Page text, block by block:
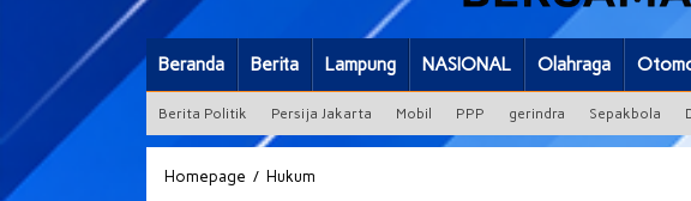
Beranda Berita Lampung NASIONAL Olahraga
Berita Politik Persija Jakarta Mobil PPP gerindra Sepakbola
Homepage / Hukum